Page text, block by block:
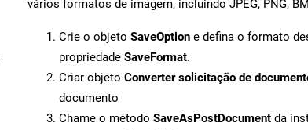
vários formatos de imagem, incluindo JPEG, PNG,
Crie o objeto SaveOption e defina o formato
propriedade SaveFormat.
Criar objeto Converter solicitação de
documento
Chame o método SaveAsPostDocument da